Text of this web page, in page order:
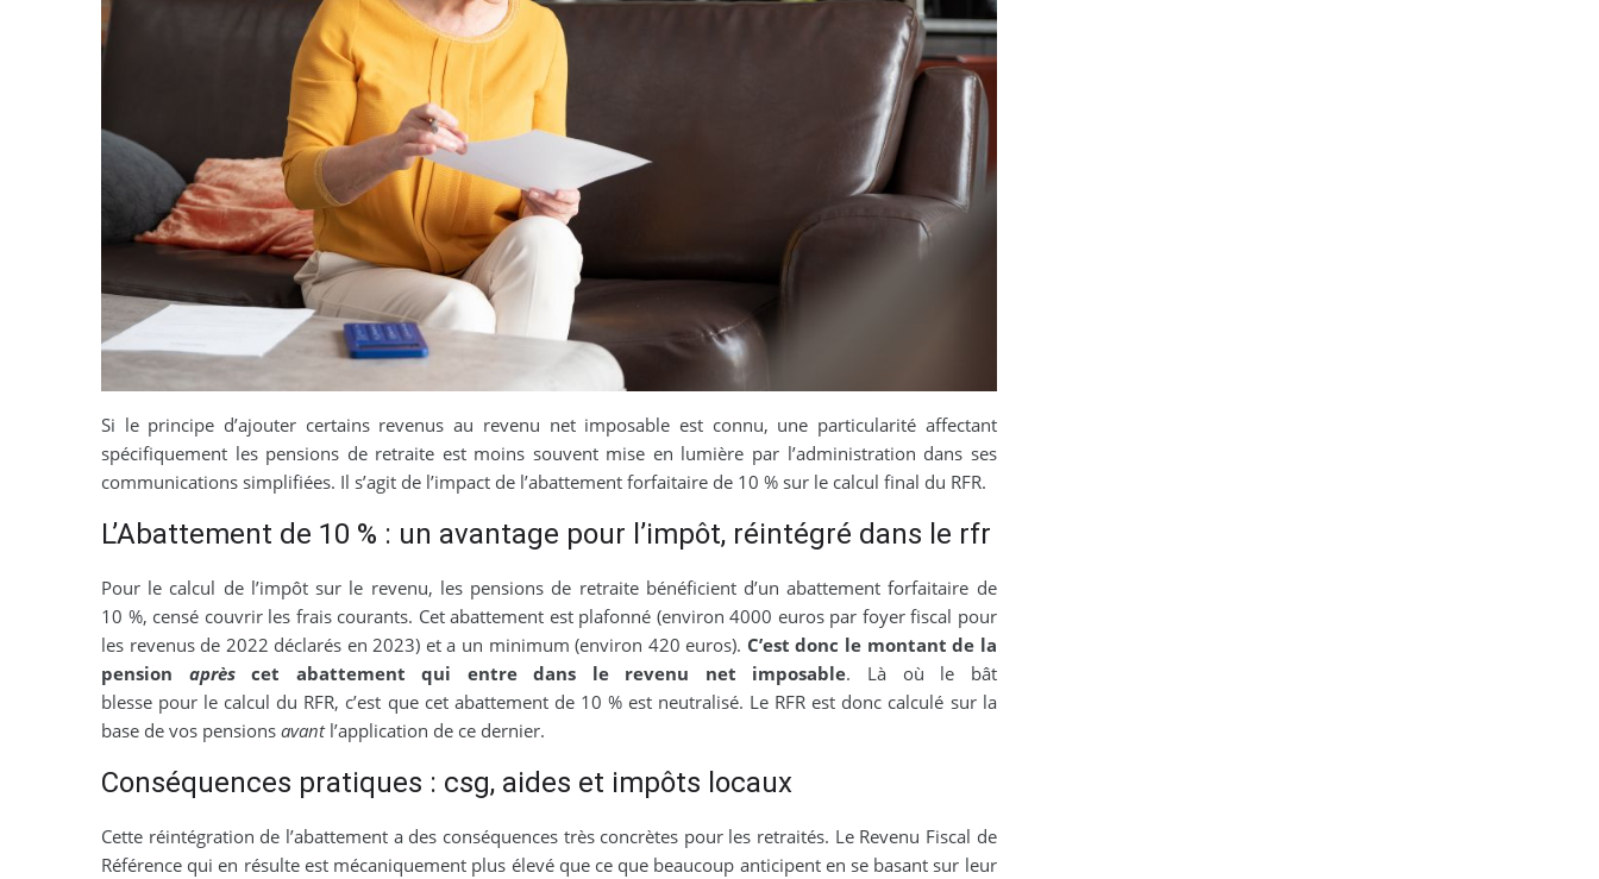
Si le principe d’ajouter certains revenus au revenu net imposable est connu, une particularité affectant
spécifiquement les pensions de retraite est moins souvent mise en lumière par l’administration dans ses
communications simplifiées. Il s’agit de l’impact de l’abattement forfaitaire de 10 % sur le calcul final du RFR.
L’Abattement de 10 % : un avantage pour l’impôt, réintégré dans le rfr
Pour le calcul de l’impôt sur le revenu, les pensions de retraite bénéficient d’un abattement forfaitaire de
10 %, censé couvrir les frais courants. Cet abattement est plafonné (environ 4000 euros par foyer fiscal pour
les revenus de 2022 déclarés en 2023) et a un minimum (environ 420 euros). C’est donc le montant de la
pension aprèscet abattement qui entre dans le revenu net imposable. Là où le bât
blesse pour le calcul du RFR, c’est que cet abattement de 10 % est neutralisé. Le RFR est donc calculé sur la
base de vos pensions avantl’application de ce dernier.
Conséquences pratiques : csg, aides et impôts locaux
Cette réintégration de l’abattement a des conséquences très concrètes pour les retraités. Le Revenu Fiscal de
Référence qui en résulte est mécaniquement plus élevé que ce que beaucoup anticipent en se basant sur leur